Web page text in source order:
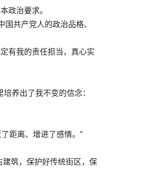
政治要求。
共产党人的政治品格、
有我的责任担当，真心实
养出了我不变的信念：
距离、增进了感情。”
筑，保护好传统街区，保